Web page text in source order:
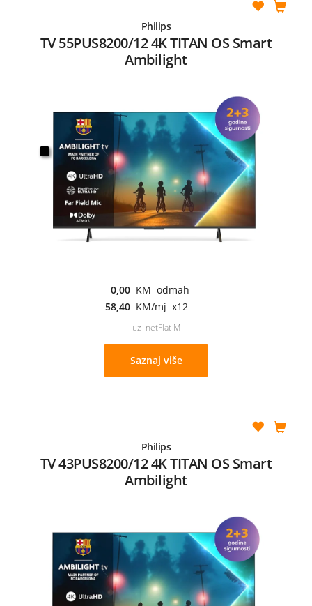
Philips
TV 55PUS8200/12 4K TITAN OS Smart
Ambilight
0,00 KM odmah
58,40 KM/mj x12
uz netFlat M
Saznaj više
Philips
TV 43PUS8200/12 4K TITAN OS Smart
Ambilight